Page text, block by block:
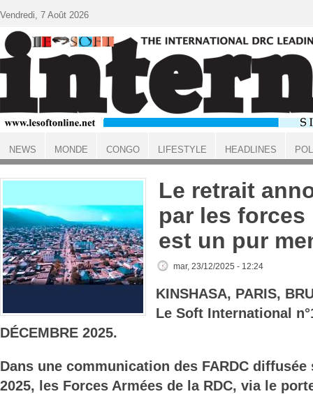
ACCUEIL
Le retrait
par les forces
est un pur
mar, 23/12/2025 - 12:24
KINSHASA, PARIS,
Le Soft International
DÉCEMBRE 2025.
Dans une communication des FARDC diffusée
2025, les Forces Armées de la RDC, via le
Vendredi, 7 Août 2026
NEWS MONDE CONGO LIFESTYLE HEADLINES